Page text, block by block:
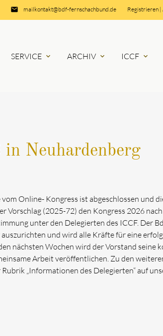
Registrieren |
email mailkontakt@bdf-fernschachbund.de
SERVICE expand_more ARCHIV expand_more ICCF expand_more
Neuhardenberg
Online- Kongress ist abgeschlossen und
Vorschlag (2025-72) den Kongress 2026
unter den Delegierten des ICCF. Der
und wird alle Kräfte für eine
nächsten Wochen wird der Vorstand seine
Arbeit veröffentlichen. Zu den
„Informationen des Delegierten“ auf